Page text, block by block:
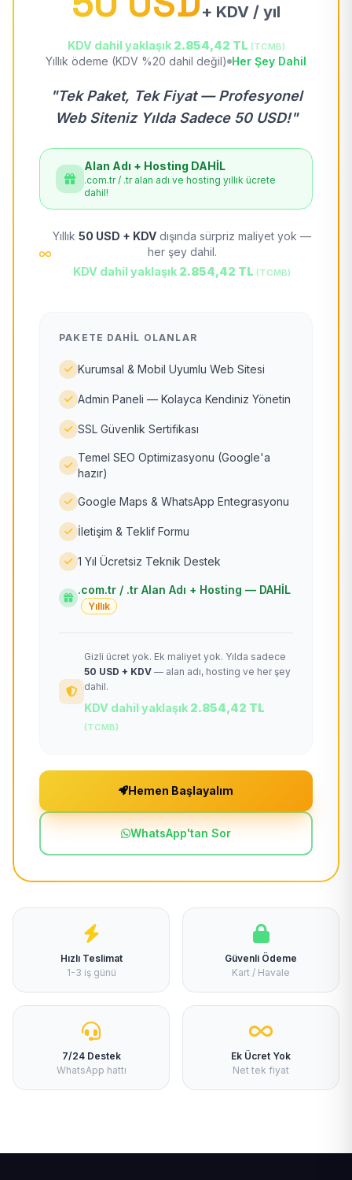
+ KDV / yıl
KDV dahil yaklaşık 2.854,42 TL (TCMB)
Yıllık ödeme (KDV %20 dahil değil) Her Şey Dahil
"Tek Paket, Tek Fiyat — Profesyonel
Web Siteniz Yılda Sadece 50 USD!"
Alan Adı + Hosting DAHİL
.com.tr / .tr alan adı ve hosting yıllık ücrete
dahil!
Yıllık 50 USD + KDV dışında sürpriz maliyet yok —
her şey dahil.
KDV dahil yaklaşık 2.854,42 TL (TCMB)
PAKETE DAHIL OLANLAR
Kurumsal & Mobil Uyumlu Web Sitesi
Admin Paneli — Kolayca Kendiniz Yönetin
SSL Güvenlik Sertifikası
Temel SEO Optimizasyonu (Google'a
hazır)
Google Maps & WhatsApp Entegrasyonu
İletişim & Teklif Formu
1 Yıl Ücretsiz Teknik Destek
.com.tr / .tr Alan Adı + Hosting — DAHİL
Yıllık
Gizli ücret yok. Ek maliyet yok. Yılda sadece
50 USD + KDV — alan adı, hosting ve her şey
dahil.
KDV dahil yaklaşık 2.854,42 TL
(TCMB)
Hemen Başlayalım
WhatsApp'tan Sor
Hızlı Teslimat
1-3 iş günü
Güvenli Ödeme
Kart / Havale
7/24 Destek
WhatsApp hattı
Ek Ücret Yok
Net tek fiyat